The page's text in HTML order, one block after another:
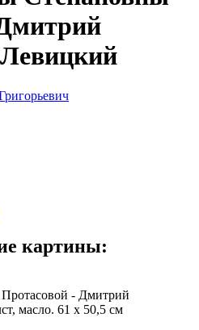
картины:
- Дмитрий
масло. 61 x 50,5 см